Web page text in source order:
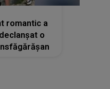
romantic a
o